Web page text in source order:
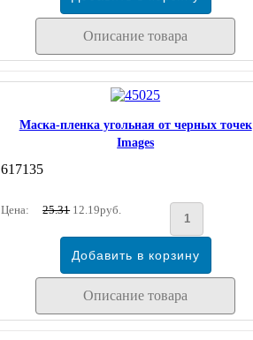
Описание товара
Маска-пленка угольная от черных точек
Images
617135
Цена: 25.3112.19руб.
Описание товара